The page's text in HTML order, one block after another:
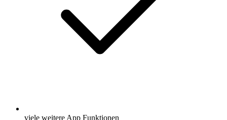
viele weitere App Funktionen